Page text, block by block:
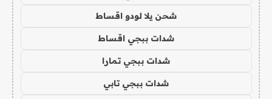
شحن يلا لودو اقساط
شدات ببجي اقساط
شدات ببجي تمارا
شدات ببجي تابي